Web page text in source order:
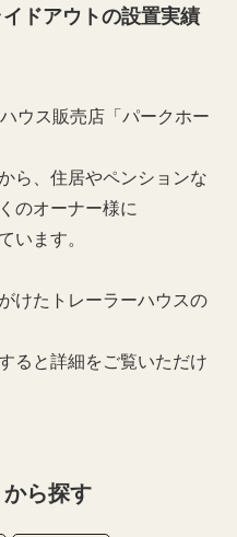
ドアウトの設置実績
ウス販売店「パークホー
ら、住居やペンションな
のオーナー様に
います。
けたトレーラーハウスの
ると詳細をご覧いただけ
から探す